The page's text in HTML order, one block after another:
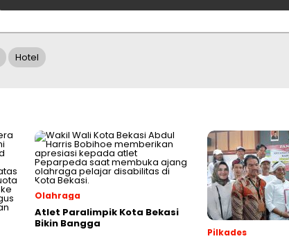
Hotel
Olahraga
Atlet Paralimpik Kota Bekasi
Bikin Bangga
Pilkades